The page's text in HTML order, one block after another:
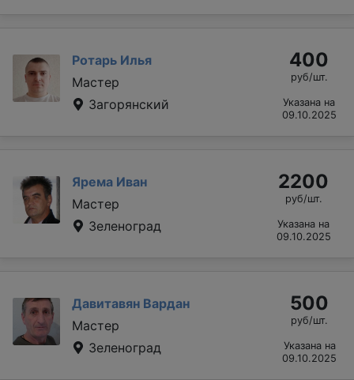
Ротарь Илья
Мастер
Загорянский
400
руб/шт.
Указана на
09.10.2025
Ярема Иван
Мастер
Зеленоград
2200
руб/шт.
Указана на
09.10.2025
Давитавян Вардан
Мастер
Зеленоград
500
руб/шт.
Указана на
09.10.2025